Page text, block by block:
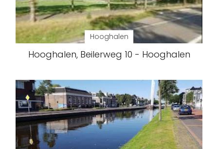
Hooghalen
Hooghalen, Beilerweg 10 - Hooghalen